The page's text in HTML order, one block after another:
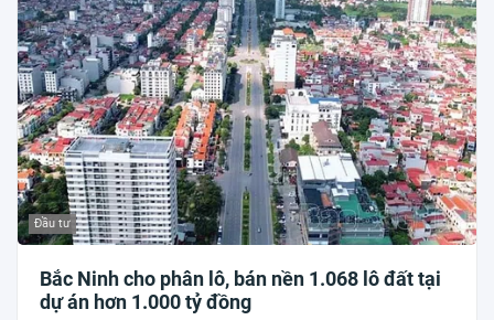
Đầu tư
Bắc Ninh cho phân lô, bán nền 1.068 lô đất tại
dự án hơn 1.000 tỷ đồng